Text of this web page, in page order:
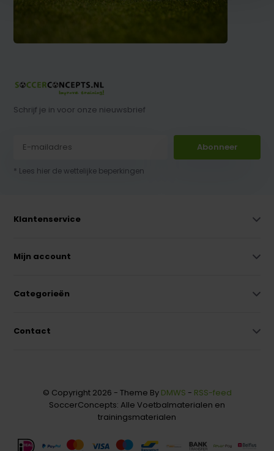
Schrijf je in voor onze nieuwsbrief
Abonneer
* Lees hier de wettelijke beperkingen
Klantenservice
Mijn account
Categorieën
Contact
© Copyright 2026 - Theme By DMWS - RSS-feed
SoccerConcepts: Alle Voetbalmaterialen en
trainingsmaterialen